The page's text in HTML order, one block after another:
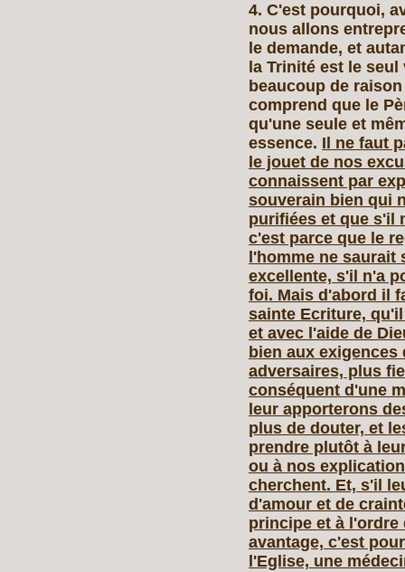
4. C'est pourquoi,
nous allons
le demande, et
la Trinité est le
beaucoup de
comprend que le
qu'une seule et
essence. Il ne faut
le jouet de nos
connaissent par
souverain bien qui
purifiées et que s'il
c'est parce que le
l'homme ne
excellente, s'il n'a
foi. Mais d'abord il
sainte Ecriture,
et avec l'aide de
bien aux
adversaires, plus
conséquent d'une
leur apporterons
plus de douter, et
prendre plutôt à
ou à nos
cherchent. Et, s'il
d'amour et de
principe et à
avantage, c'est
l'Eglise, une